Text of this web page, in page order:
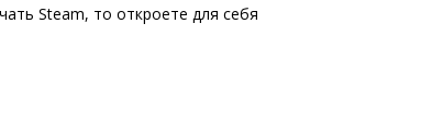
Steam, то откроете для себя